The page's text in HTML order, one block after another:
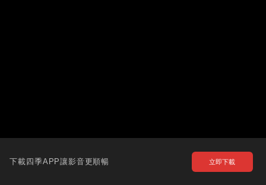
下載四季APP讓影音更順暢 立即下載